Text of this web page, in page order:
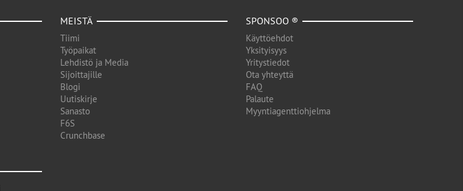
MEISTÄ
Tiimi
Työpaikat
Lehdistö ja Media
Sijoittajille
Blogi
Uutiskirje
Sanasto
F6S
Crunchbase
SPONSOO ®
Käyttöehdot
Yksityisyys
Yritystiedot
Ota yhteyttä
FAQ
Palaute
Myyntiagenttiohjelma